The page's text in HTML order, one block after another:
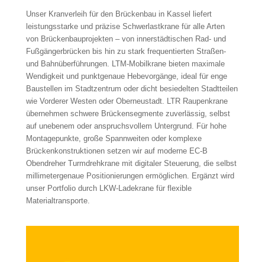
Unser Kranverleih für den Brückenbau in Kassel liefert
leistungsstarke und präzise Schwerlastkrane für alle Arten
von Brückenbauprojekten – von innerstädtischen Rad- und
Fußgängerbrücken bis hin zu stark frequentierten Straßen-
und Bahnüberführungen. LTM-Mobilkrane bieten maximale
Wendigkeit und punktgenaue Hebevorgänge, ideal für enge
Baustellen im Stadtzentrum oder dicht besiedelten Stadtteilen
wie Vorderer Westen oder Oberneustadt. LTR Raupenkrane
übernehmen schwere Brückensegmente zuverlässig, selbst
auf unebenem oder anspruchsvollem Untergrund. Für hohe
Montagepunkte, große Spannweiten oder komplexe
Brückenkonstruktionen setzen wir auf moderne EC-B
Obendreher Turmdrehkrane mit digitaler Steuerung, die selbst
millimetergenaue Positionierungen ermöglichen. Ergänzt wird
unser Portfolio durch LKW-Ladekrane für flexible
Materialtransporte.